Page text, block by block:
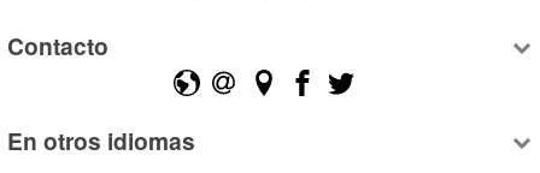
Contacto
En otros idiomas